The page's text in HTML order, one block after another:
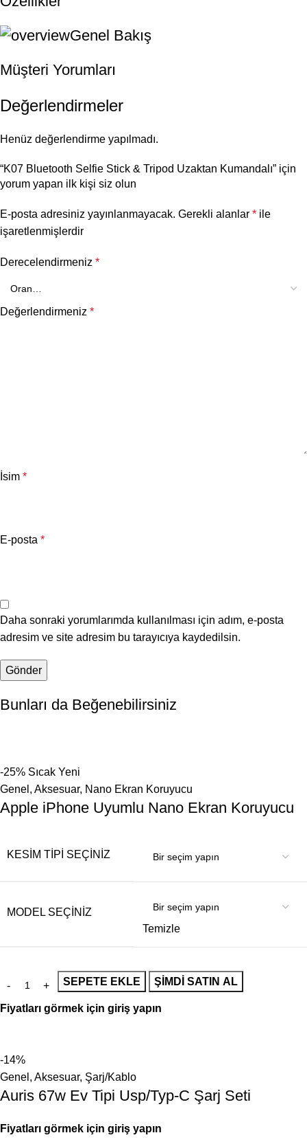
Genel Bakış
Müşteri Yorumları
Değerlendirmeler
Henüz değerlendirme yapılmadı.
“K07 Bluetooth Selfie Stick & Tripod Uzaktan Kumandalı” için
yorum yapan ilk kişi siz olun
E-posta adresiniz yayınlanmayacak. Gerekli alanlar * ile
işaretlenmişlerdir
Derecelendirmeniz *
Değerlendirmeniz *
İsim *
E-posta *
Daha sonraki yorumlarımda kullanılması için adım, e-posta
adresim ve site adresim bu tarayıcıya kaydedilsin.
Bunları da Beğenebilirsiniz
-25% Sıcak Yeni
Genel , Aksesuar, Nano Ekran Koruyucu
Apple iPhone Uyumlu Nano Ekran Koruyucu
KESIM TIPI SEÇINIZ
MODEL SEÇINIZ
Temizle
SEPETE EKLE ŞIMDI SATIN AL
Fiyatları görmek için giriş yapın
-14%
Genel , Aksesuar, Şarj/Kablo
Auris 67w Ev Tipi Usp/Typ-C Şarj Seti
Fiyatları görmek için giriş yapın